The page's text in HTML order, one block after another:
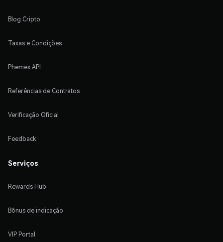
Blog Cripto
Taxas e Condições
Phemex API
Referências de Contratos
Verificação Oficial
Feedback
Serviços
Rewards Hub
Bônus de indicação
VIP Portal